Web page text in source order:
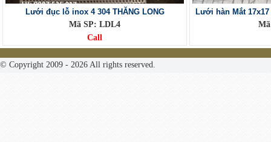
Lưới đục lỗ inox 4 304 THĂNG LONG
Mã SP: LDL4
Call
Lưới hàn Mắt 17x17
© Copyright 2009 - 2026 All rights reserved.